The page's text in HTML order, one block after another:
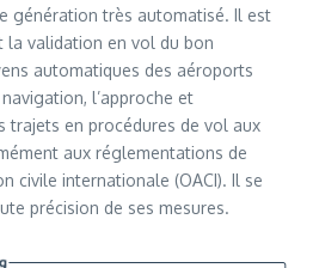
génération très automatisé. Il est
validation en vol du bon
automatiques des aéroports
l’approche et
trajets en procédures de vol aux
aux réglementations de
civile internationale (OACI). Il se
précision de ses mesures.